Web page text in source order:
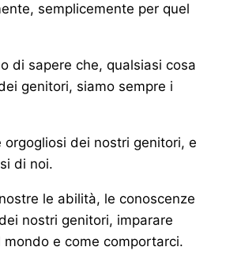
semplicemente per quel
di sapere che, qualsiasi cosa
genitori, siamo sempre i
orgogliosi dei nostri genitori, e
di noi.
le abilità, le conoscenze
nostri genitori, imparare
e come comportarci.